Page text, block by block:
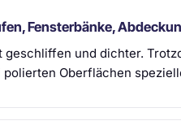
Fensterbänke,
geschliffen und dichter.
polierten Oberflächen